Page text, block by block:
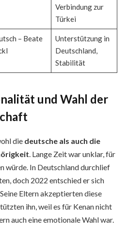
Verbindung zur
Türkei
– Beate
Unterstützung in
Deutschland,
Stabilität
und Wahl der
die deutsche als auch die
. Lange Zeit war unklar, für
würde. In Deutschland durchlief
doch 2022 entschied er sich
Eltern akzeptierten diese
ihn, weil es für Kenan nicht
auch eine emotionale Wahl war.